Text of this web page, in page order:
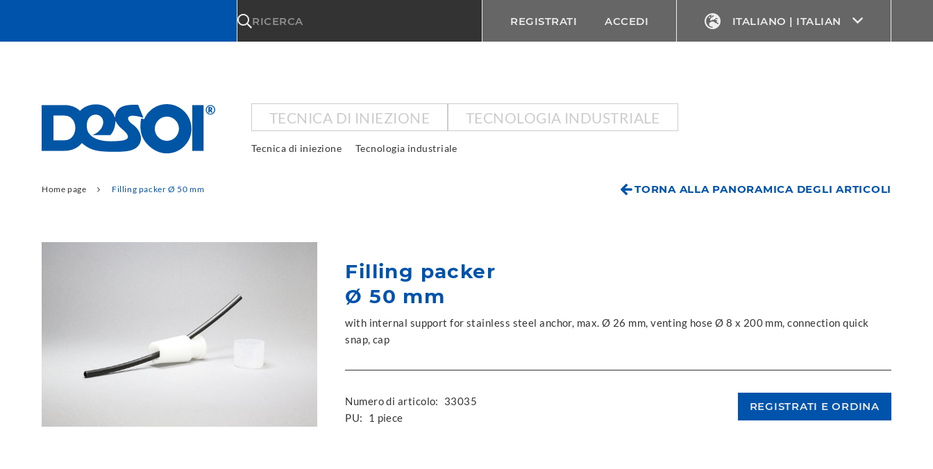
RICERCA REGISTRATI ACCEDI ITALIANO | ITALIAN
TECNICA DI INIEZIONE TECNOLOGIA INDUSTRIALE
Tecnica di iniezione Tecnologia industriale
TORNA ALLA PANORAMICA DEGLI ARTICOLI
Home page Filling packer Ø 50 mm
Filling packer
Ø 50 mm
with internal support for stainless steel anchor, max. Ø 26 mm, venting hose Ø 8 x 200 mm, connection quick
snap, cap
Numero di articolo:
33035
PU:
1 piece